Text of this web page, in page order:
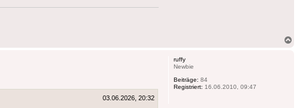
ruffy
Newbie
Beiträge: 84
Registriert: 16.06.2010, 09:47
03.06.2026, 20:32